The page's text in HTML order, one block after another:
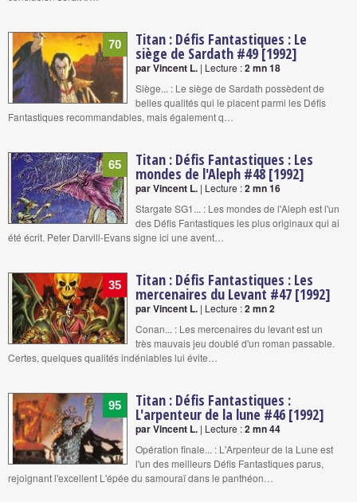
70 Titan : Défis Fantastiques : Le
siège de Sardath #49 [1992]
par Vincent L. | Lecture :2 mn 18
Siège... : Le siège de Sardath possèdent de
belles qualités qui le placent parmi les Défis
Fantastiques recommandables, mais également q…
65 Titan : Défis Fantastiques : Les
mondes de l'Aleph #48 [1992]
par Vincent L. | Lecture :2 mn 16
Stargate SG1... : Les mondes de l'Aleph est l'un
des Défis Fantastiques les plus originaux qui ai
été écrit. Peter Darvill-Evans signe ici une avent…
35 Titan : Défis Fantastiques : Les
mercenaires du Levant #47 [1992]
par Vincent L. | Lecture :2 mn 2
Conan... : Les mercenaires du levant est un
très mauvais jeu doublé d'un roman passable.
Certes, quelques qualités indéniables lui évite…
95 Titan : Défis Fantastiques :
L'arpenteur de la lune #46 [1992]
par Vincent L. | Lecture :2 mn 44
Opération finale... : L'Arpenteur de la Lune est
l'un des meilleurs Défis Fantastiques parus,
rejoignant l'excellent L'épée du samouraï dans le panthéon…